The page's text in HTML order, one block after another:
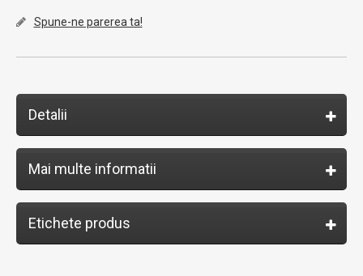
Spune-ne parerea ta!
Detalii
Mai multe informatii
Etichete produs